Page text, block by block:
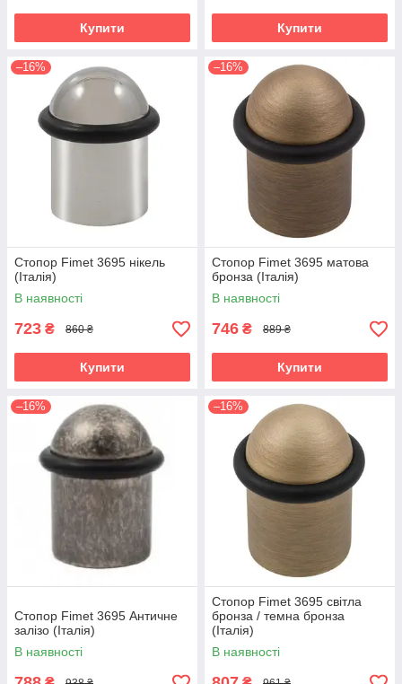
Купити Купити
–16%
Стопор Fimet 3695 нікель
(Італія)
В наявності
723 ₴ 860 ₴
Купити
–16%
Стопор Fimet 3695 матова
бронза (Італія)
В наявності
746 ₴ 889 ₴
Купити
–16%
Стопор Fimet 3695 Античне
залізо (Італія)
В наявності
–16%
Стопор Fimet 3695 світла
бронза / темна бронза
(Італія)
В наявності